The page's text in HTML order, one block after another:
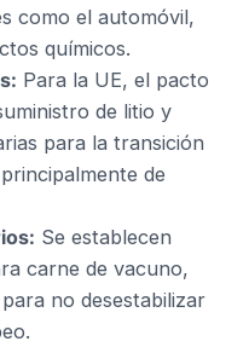
como el automóvil,
químicos.
Para la UE, el pacto
de litio y
para la transición
de
Se establecen
carne de vacuno,
no desestabilizar